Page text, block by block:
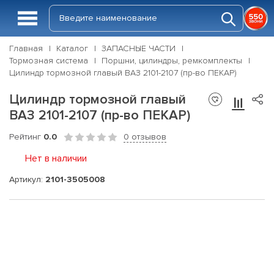
Главная Каталог
ЗАПАСНЫЕ ЧАСТИ
Тормозная система
Поршни, цилиндры, ремкомплекты
Цилиндр тормозной главый ВАЗ 2101-2107 (пр-во ПЕКАР)
Цилиндр тормозной главый
ВАЗ 2101-2107 (пр-во ПЕКАР)
Рейтинг 0.0 0 отзывов
Нет в наличии
Артикул: 2101-3505008